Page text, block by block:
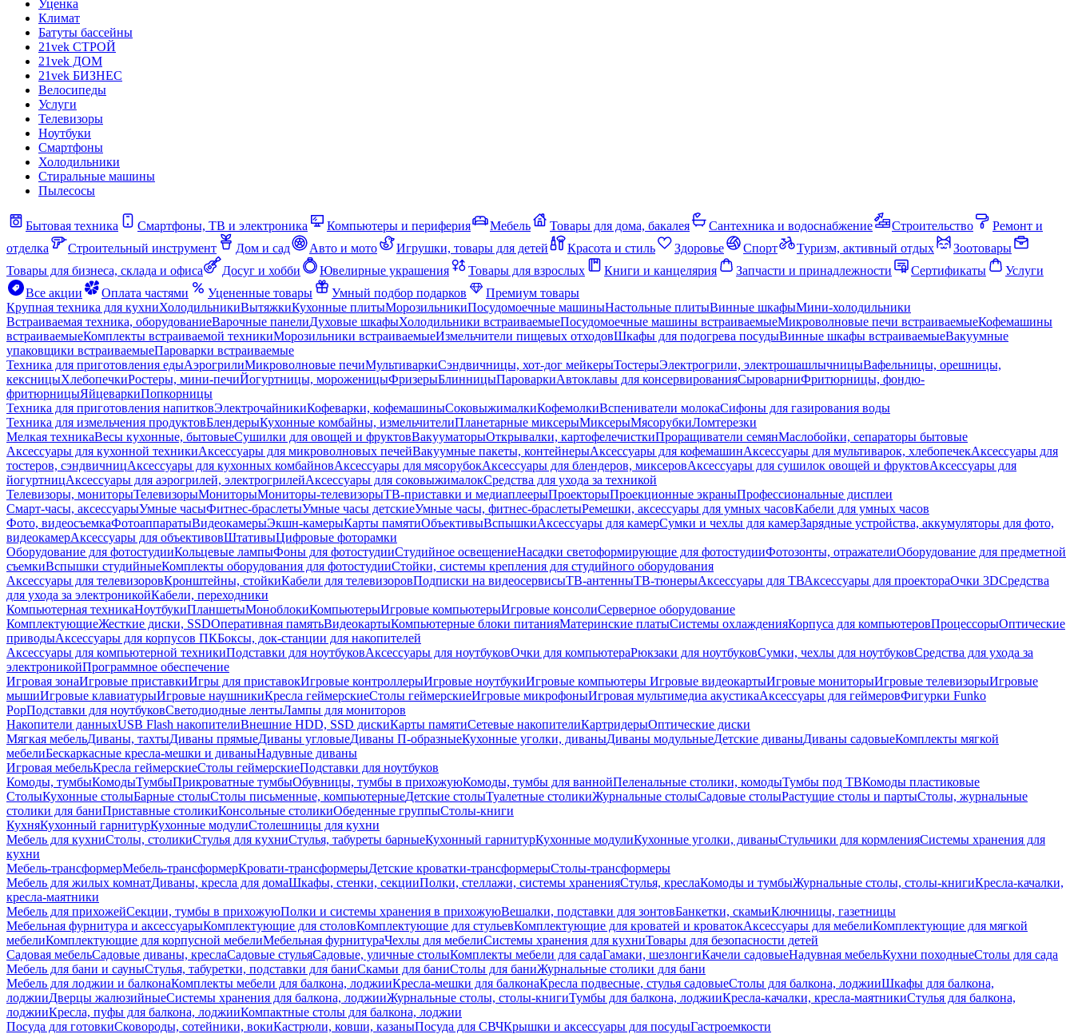
Уценка
Климат
Батуты бассейны
21vek СТРОЙ
21vek ДОМ
21vek БИЗНЕС
Велосипеды
Услуги
Телевизоры
Ноутбуки
Смартфоны
Холодильники
Стиральные машины
Пылесосы
Бытовая техника Смартфоны, ТВ и электроника Компьютеры и периферия Мебель Товары для дома, бакалея Сантехника и водоснабжение Строительство
Ремонт и
отделка
Строительный инструмент Дом и сад Авто и мото Игрушки, товары для детей Красота и стиль Здоровье Спорт Туризм, активный отдых
Зоотовары
Товары для бизнеса, склада и офиса
Досуг и хобби Ювелирные украшения Товары для взрослых Книги и канцелярия Запчасти и принадлежности Сертификаты
Услуги
Все акции
Оплата частями Уцененные товары Умный подбор подарков
Премиум товары
Крупная техника для кухниХолодильникиВытяжкиКухонные плитыМорозильникиПосудомоечные машиныНастольные плитыВинные шкафыМини-холодильники
Встраиваемая техника, оборудованиеВарочные панелиДуховые шкафыХолодильники встраиваемыеПосудомоечные машины встраиваемыеМикроволновые печи встраиваемыеКофемашины
встраиваемыеКомплекты встраиваемой техникиМорозильники встраиваемыеИзмельчители пищевых отходовШкафы для подогрева посудыВинные шкафы встраиваемыеВакуумные
упаковщики встраиваемыеПароварки встраиваемые
Техника для приготовления едыАэрогрилиМикроволновые печиМультиваркиСэндвичницы, хот-дог мейкерыТостерыЭлектрогрили, электрошашлычницыВафельницы, орешницы,
кексницыХлебопечкиРостеры, мини-печиЙогуртницы, мороженицыФризерыБлинницыПароваркиАвтоклавы для консервированияСыроварниФритюрницы, фондю-
фритюрницыЯйцеваркиПопкорницы
Техника для приготовления напитковЭлектрочайникиКофеварки, кофемашиныСоковыжималкиКофемолкиВспениватели молокаСифоны для газирования воды
Техника для измельчения продуктовБлендерыКухонные комбайны, измельчителиПланетарные миксерыМиксерыМясорубкиЛомтерезки
Мелкая техникаВесы кухонные, бытовыеСушилки для овощей и фруктовВакууматорыОткрывалки, картофелечисткиПроращиватели семянМаслобойки, сепараторы бытовые
Аксессуары для кухонной техникиАксессуары для микроволновых печейВакуумные пакеты, контейнерыАксессуары для кофемашинАксессуары для мультиварок, хлебопечекАксессуары для
тостеров, сэндвичницАксессуары для кухонных комбайновАксессуары для мясорубокАксессуары для блендеров, миксеровАксессуары для сушилок овощей и фруктовАксессуары для
йогуртницАксессуары для аэрогрилей, электрогрилейАксессуары для соковыжималокСредства для ухода за техникой
Телевизоры, мониторыТелевизорыМониторыМониторы-телевизорыТВ-приставки и медиаплеерыПроекторыПроекционные экраныПрофессиональные дисплеи
Смарт-часы, аксессуарыУмные часыФитнес-браслетыУмные часы детскиеУмные часы, фитнес-браслетыРемешки, аксессуары для умных часовКабели для умных часов
Фото, видеосъемкаФотоаппаратыВидеокамерыЭкшн-камерыКарты памятиОбъективыВспышкиАксессуары для камерСумки и чехлы для камерЗарядные устройства, аккумуляторы для фото,
видеокамерАксессуары для объективовШтативыЦифровые фоторамки
Оборудование для фотостудииКольцевые лампыФоны для фотостудииСтудийное освещениеНасадки светоформирующие для фотостудииФотозонты, отражателиОборудование для предметной
съемкиВспышки студийныеКомплекты оборудования для фотостудииСтойки, системы крепления для студийного оборудования
Аксессуары для телевизоровКронштейны, стойкиКабели для телевизоровПодписки на видеосервисыТВ-антенныТВ-тюнерыАксессуары для ТВАксессуары для проектораОчки 3DСредства
для ухода за электроникойКабели, переходники
Компьютерная техникаНоутбукиПланшетыМоноблокиКомпьютерыИгровые компьютерыИгровые консолиСерверное оборудование
КомплектующиеЖесткие диски, SSDОперативная памятьВидеокартыКомпьютерные блоки питанияМатеринские платыСистемы охлажденияКорпуса для компьютеровПроцессорыОптические
приводыАксессуары для корпусов ПКБоксы, док-станции для накопителей
Аксессуары для компьютерной техникиПодставки для ноутбуковАксессуары для ноутбуковОчки для компьютераРюкзаки для ноутбуковСумки, чехлы для ноутбуковСредства для ухода за
электроникойПрограммное обеспечение
Игровая зонаИгровые приставкиИгры для приставокИгровые контроллерыИгровые ноутбукиИгровые компьютеры Игровые видеокартыИгровые мониторыИгровые телевизорыИгровые
мышиИгровые клавиатурыИгровые наушникиКресла геймерскиеСтолы геймерскиеИгровые микрофоныИгровая мультимедиа акустикаАксессуары для геймеровФигурки Funko
PopПодставки для ноутбуковСветодиодные лентыЛампы для мониторов
Накопители данныхUSB Flash накопителиВнешние HDD, SSD дискиКарты памятиСетевые накопителиКартридерыОптические диски
Мягкая мебельДиваны, тахтыДиваны прямыеДиваны угловыеДиваны П-образныеКухонные уголки, диваныДиваны модульныеДетские диваныДиваны садовыеКомплекты мягкой
мебелиБескаркасные кресла-мешки и диваныНадувные диваны
Игровая мебельКресла геймерскиеСтолы геймерскиеПодставки для ноутбуков
Комоды, тумбыКомодыТумбыПрикроватные тумбыОбувницы, тумбы в прихожуюКомоды, тумбы для ваннойПеленальные столики, комодыТумбы под ТВКомоды пластиковые
СтолыКухонные столыБарные столыСтолы письменные, компьютерныеДетские столыТуалетные столикиЖурнальные столыСадовые столыРастущие столы и партыСтолы, журнальные
столики для баниПриставные столикиКонсольные столикиОбеденные группыСтолы-книги
КухняКухонный гарнитурКухонные модулиСтолешницы для кухни
Мебель для кухниСтолы, столикиСтулья для кухниСтулья, табуреты барныеКухонный гарнитурКухонные модулиКухонные уголки, диваныСтульчики для кормленияСистемы хранения для
кухни
Мебель-трансформерМебель-трансформерКровати-трансформерыДетские кроватки-трансформерыСтолы-трансформеры
Мебель для жилых комнатДиваны, кресла для домаШкафы, стенки, секцииПолки, стеллажи, системы храненияСтулья, креслаКомоды и тумбыЖурнальные столы, столы-книгиКресла-качалки,
кресла-маятники
Мебель для прихожейСекции, тумбы в прихожуюПолки и системы хранения в прихожуюВешалки, подставки для зонтовБанкетки, скамьиКлючницы, газетницы
Мебельная фурнитура и аксессуарыКомплектующие для столовКомплектующие для стульевКомплектующие для кроватей и кроватокАксессуары для мебелиКомплектующие для мягкой
мебелиКомплектующие для корпусной мебелиМебельная фурнитураЧехлы для мебелиСистемы хранения для кухниТовары для безопасности детей
Садовая мебельСадовые диваны, креслаСадовые стульяСадовые, уличные столыКомплекты мебели для садаГамаки, шезлонгиКачели садовыеНадувная мебельКухни походныеСтолы для сада
Мебель для бани и сауныСтулья, табуретки, подставки для баниСкамьи для баниСтолы для баниЖурнальные столики для бани
Мебель для лоджии и балконаКомплекты мебели для балкона, лоджииКресла-мешки для балконаКресла подвесные, стулья садовыеСтолы для балкона, лоджииШкафы для балкона,
лоджииДверцы жалюзийныеСистемы хранения для балкона, лоджииЖурнальные столы, столы-книгиТумбы для балкона, лоджииКресла-качалки, кресла-маятникиСтулья для балкона,
лоджииКресла, пуфы для балкона, лоджииКомпактные столы для балкона, лоджии
Посуда для готовкиСковороды, сотейники, вокиКастрюли, ковши, казаныПосуда для СВЧКрышки и аксессуары для посудыГастроемкости